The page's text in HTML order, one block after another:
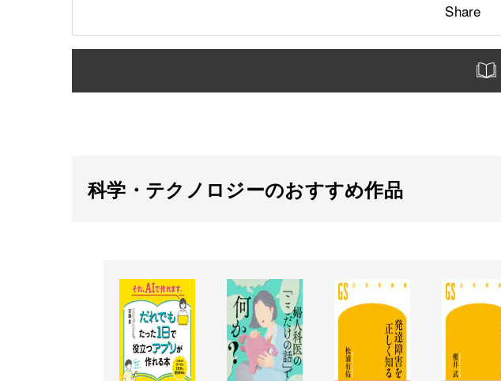
Share
科学・テクノロジーのおすすめ作品